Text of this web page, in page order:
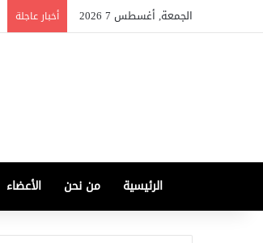
الجمعة, أغسطس 7 2026 أخبار عاجلة
الرئيسية من نحن الأعضاء